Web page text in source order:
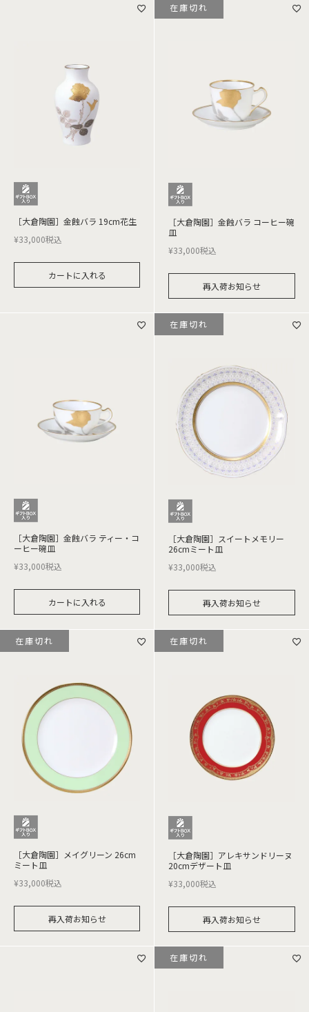
［大倉陶園］金蝕バラ 19cm花生
¥33,000税込
カートに入れる
［大倉陶園］金蝕バラ コーヒー碗
皿
¥33,000税込
再入荷お知らせ
在庫切れ
［大倉陶園］金蝕バラ ティー・コ
ーヒー碗皿
¥33,000税込
カートに入れる
［大倉陶園］スイートメモリー
26cmミート皿
¥33,000税込
再入荷お知らせ
在庫切れ
［大倉陶園］メイグリーン 26cm
ミート皿
¥33,000税込
再入荷お知らせ
在庫切れ
［大倉陶園］アレキサンドリーヌ
20cmデザート皿
¥33,000税込
再入荷お知らせ
在庫切れ
在庫切れ